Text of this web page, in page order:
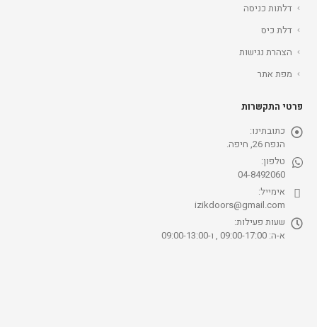
דלתות כניסה
דלת כיס
הצהרת נגישות
מפת אתר
פרטי התקשרות
כתובתינו:
הנפח 26, חיפה.
טלפון:
04-8492060
אימייל:
izikdoors@gmail.com
שעות פעילות:
א-ה: 09:00-17:00 , ו-09:00-13:00